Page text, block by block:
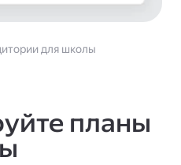
для школы
планы